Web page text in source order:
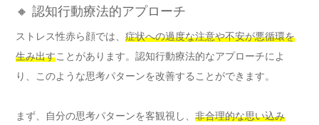
🔸 認知行動療法的アプローチ
ストレス性赤ら顔では、 症状への過度な注意や不安が悪循環を
生み出すことがあります。認知行動療法的なアプローチによ
り、このような思考パターンを改善することができます。
まず、自分の思考パターンを客観視し、 非合理的な思い込み